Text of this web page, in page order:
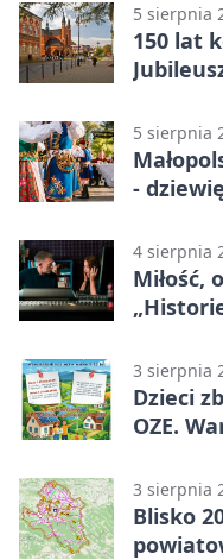
5 sierpnia
150 lat
5 sierpnia
-
4 sierpnia
Miłość,
3 sierpnia
Dzieci
OZE.
3 sierpnia
Blisko